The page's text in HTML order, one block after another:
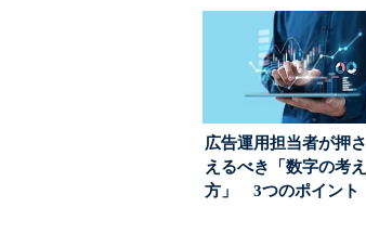
ンス社が挑んだVo...
広告運用担当者が押さ
えるべき「数字の考え
方」 3つのポイント